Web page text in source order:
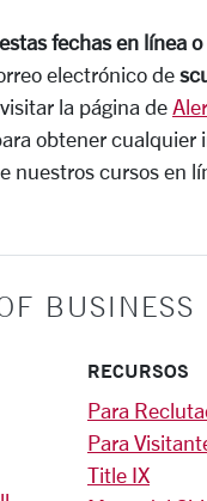
fechas en línea
electrónico de
la página de
obtener
nuestros cursos en
BUSINESS
RECURSOS
Para
Para
Title IX